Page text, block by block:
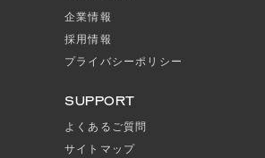
企業情報
採用情報
プライバシーポリシー
SUPPORT
よくあるご質問
サイトマップ